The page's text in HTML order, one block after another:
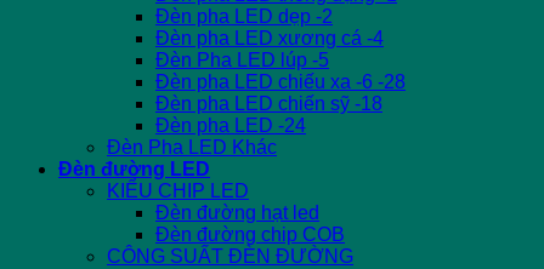
Đèn pha LED dẹp -2
Đèn pha LED xương cá -4
Đèn Pha LED lúp -5
Đèn pha LED chiếu xa -6 -28
Đèn pha LED chiến sỹ -18
Đèn pha LED -24
Đèn Pha LED Khác
Đèn đường LED
KIỂU CHIP LED
Đèn đường hạt led
Đèn đường chip COB
CÔNG SUẤT ĐÈN ĐƯỜNG